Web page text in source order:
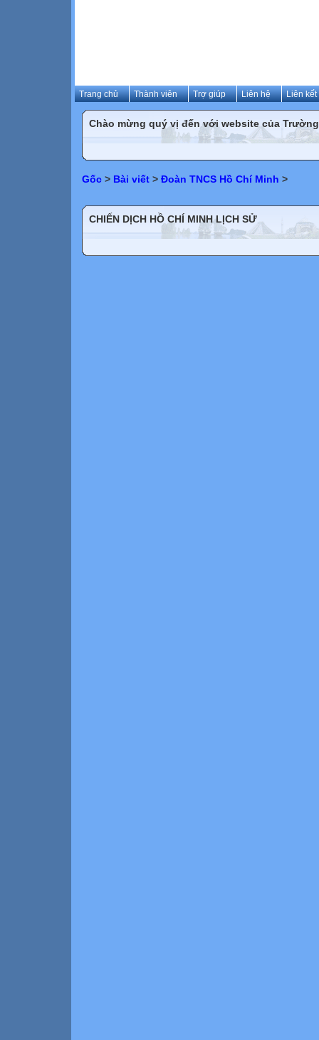
Trang chủ Thành viên Trợ giúp Liên hệ Liên kết
Chào mừng quý vị đến với website của Trường
Gốc > Bài viết > Đoàn TNCS Hồ Chí Minh >
CHIẾN DỊCH HỒ CHÍ MINH LỊCH SỬ